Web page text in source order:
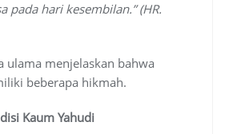
pada hari kesembilan.” (HR.
ulama menjelaskan bahwa
beberapa hikmah.
Kaum Yahudi